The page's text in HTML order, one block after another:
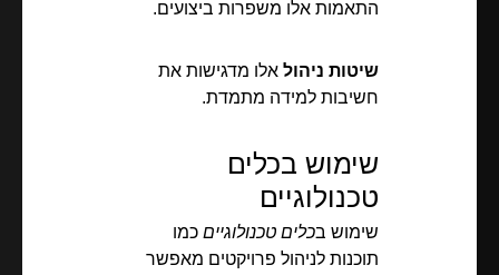
התאמות אלו משפרות ביצועים.
שיטות ניהול אלו מדגישות את
חשיבות למידה מתמדת.
שימוש בכלים
טכנולוגיים
שימוש בכלים טכנולוגיים כמו
תוכנות לניהול פרויקטים מאפשר